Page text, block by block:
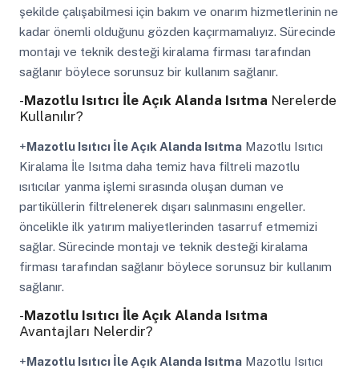
şekilde çalışabilmesi için bakım ve onarım hizmetlerinin ne
kadar önemli olduğunu gözden kaçırmamalıyız. Sürecinde
montajı ve teknik desteği kiralama firması tarafından
sağlanır böylece sorunsuz bir kullanım sağlanır.
-Mazotlu Isıtıcı İle Açık Alanda Isıtma Nerelerde
Kullanılır?
+Mazotlu Isıtıcı İle Açık Alanda IsıtmaMazotlu Isıtıcı
Kiralama İle Isıtma daha temiz hava filtreli mazotlu
ısıtıcılar yanma işlemi sırasında oluşan duman ve
partiküllerin filtrelenerek dışarı salınmasını engeller.
öncelikle ilk yatırım maliyetlerinden tasarruf etmemizi
sağlar. Sürecinde montajı ve teknik desteği kiralama
firması tarafından sağlanır böylece sorunsuz bir kullanım
sağlanır.
-Mazotlu Isıtıcı İle Açık Alanda Isıtma
Avantajları Nelerdir?
+Mazotlu Isıtıcı İle Açık Alanda IsıtmaMazotlu Isıtıcı